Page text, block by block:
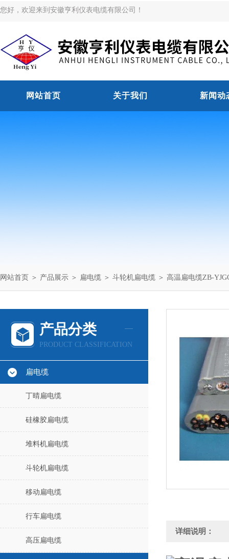
您好，欢迎来到安徽亨利仪表电缆有限公司！
网站首页 关于我们 新闻动
网站首页 ＞ 产品展示 ＞ 扁电缆 ＞ 斗轮机扁电缆 ＞ 高温扁电缆ZB-
产品分类
PRODUCT CLASSIFICATION
扁电缆
丁晴扁电缆
硅橡胶扁电缆
堆料机扁电缆
斗轮机扁电缆
移动扁电缆
行车扁电缆
高压扁电缆
详细说明：